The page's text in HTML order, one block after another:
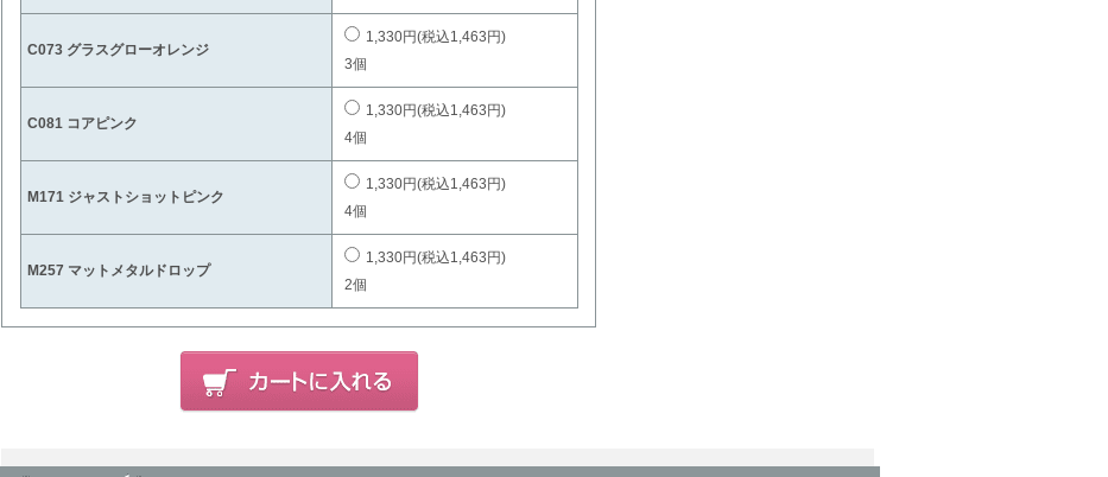
C073 グラスグローオレンジ
1,330円(税込1,463円)
3個
C081 コアピンク
1,330円(税込1,463円)
4個
M171 ジャストショットピンク
1,330円(税込1,463円)
4個
M257 マットメタルドロップ
1,330円(税込1,463円)
2個